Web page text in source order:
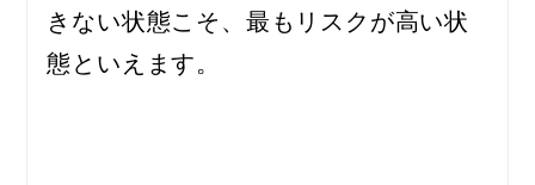
きない状態こそ、最もリスクが高い状
態といえます。